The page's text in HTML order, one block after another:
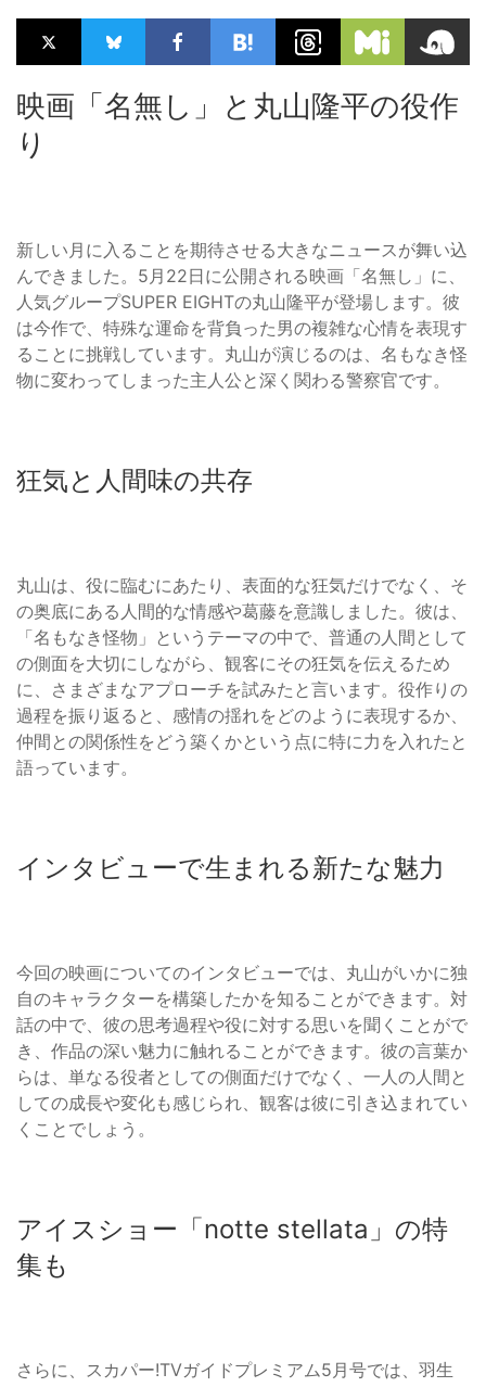
映画「名無し」と丸山隆平の役作
り
新しい月に入ることを期待させる大きなニュースが舞い込
んできました。5月22日に公開される映画「名無し」に、
人気グループSUPER EIGHTの丸山隆平が登場します。彼
は今作で、特殊な運命を背負った男の複雑な心情を表現す
ることに挑戦しています。丸山が演じるのは、名もなき怪
物に変わってしまった主人公と深く関わる警察官です。
狂気と人間味の共存
丸山は、役に臨むにあたり、表面的な狂気だけでなく、そ
の奥底にある人間的な情感や葛藤を意識しました。彼は、
「名もなき怪物」というテーマの中で、普通の人間として
の側面を大切にしながら、観客にその狂気を伝えるため
に、さまざまなアプローチを試みたと言います。役作りの
過程を振り返ると、感情の揺れをどのように表現するか、
仲間との関係性をどう築くかという点に特に力を入れたと
語っています。
インタビューで生まれる新たな魅力
今回の映画についてのインタビューでは、丸山がいかに独
自のキャラクターを構築したかを知ることができます。対
話の中で、彼の思考過程や役に対する思いを聞くことがで
き、作品の深い魅力に触れることができます。彼の言葉か
らは、単なる役者としての側面だけでなく、一人の人間と
しての成長や変化も感じられ、観客は彼に引き込まれてい
くことでしょう。
アイスショー「notte stellata」の特
集も
さらに、スカパー!TVガイドプレミアム5月号では、羽生